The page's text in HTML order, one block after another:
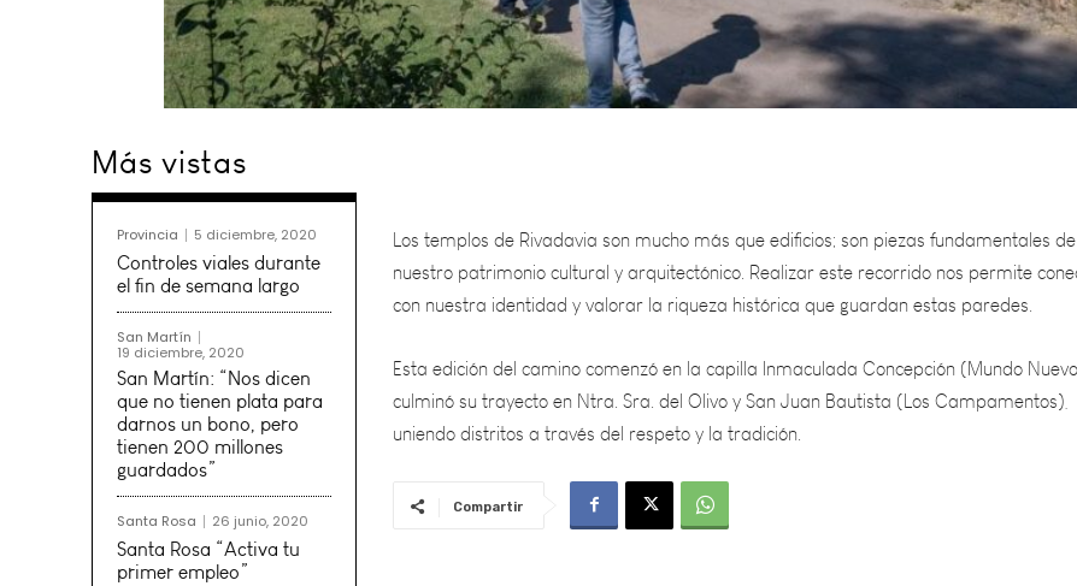
Más vistas
Provincia 5 diciembre, 2020
Controles viales durante
el fin de semana largo
San Martín
19 diciembre, 2020
San Martín: “Nos dicen
que no tienen plata para
darnos un bono, pero
tienen 200 millones
guardados”
Santa Rosa 26 junio, 2020
Santa Rosa “Activa tu
primer empleo”
nuestro patrimonio cultural y arquitectónico. Realizar este recorrido nos permite conectar
con nuestra identidad y valorar la riqueza histórica que guardan estas paredes.
Esta edición del camino comenzó en la capilla Inmaculada Concepción (Mundo Nuevo) y
culminó su trayecto en Ntra. Sra. del Olivo y San Juan Bautista (Los Campamentos),
uniendo distritos a través del respeto y la tradición.
Compartir